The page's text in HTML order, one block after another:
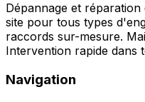
Dépannage et
site pour tous types
raccords sur-mesure.
Intervention rapide dans
Navigation